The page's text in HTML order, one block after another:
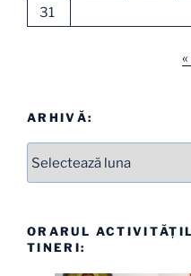
31
ARHIVĂ:
ORARUL
TINERI: